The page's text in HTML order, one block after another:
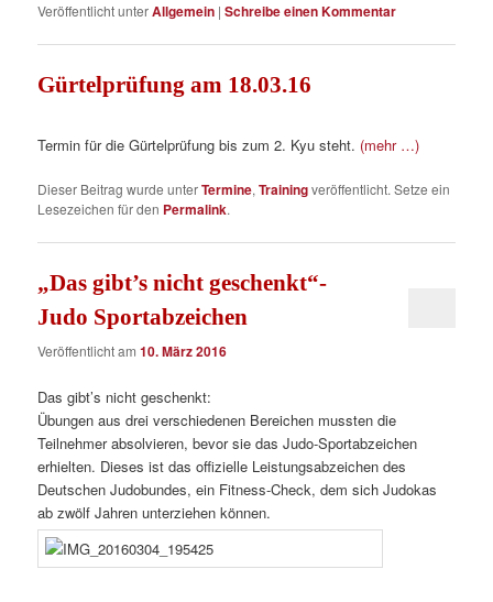
Veröffentlicht unterAllgemein |Schreibe einen Kommentar
Gürtelprüfung am 18.03.16
Termin für die Gürtelprüfung bis zum 2. Kyu steht. (mehr …)
Dieser Beitrag wurde unterTermine,Trainingveröffentlicht. Setze ein
Lesezeichen für den Permalink.
„Das gibt’s nicht geschenkt“-
Judo Sportabzeichen
Veröffentlicht am10. März 2016
Das gibt’s nicht geschenkt:
Übungen aus drei verschiedenen Bereichen mussten die
Teilnehmer absolvieren, bevor sie das Judo-Sportabzeichen
erhielten. Dieses ist das offizielle Leistungsabzeichen des
Deutschen Judobundes, ein Fitness-Check, dem sich Judokas
ab zwölf Jahren unterziehen können.